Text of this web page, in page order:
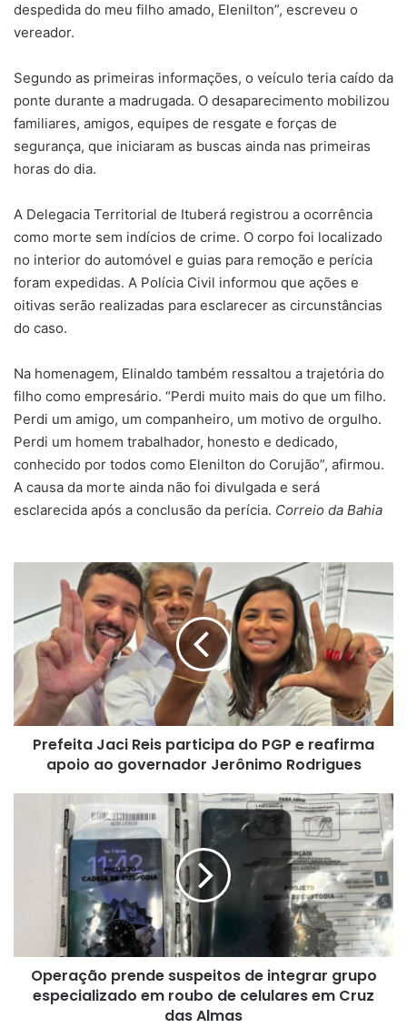
despedida do meu filho amado, Elenilton”, escreveu o
vereador.
Segundo as primeiras informações, o veículo teria caído da
ponte durante a madrugada. O desaparecimento mobilizou
familiares, amigos, equipes de resgate e forças de
segurança, que iniciaram as buscas ainda nas primeiras
horas do dia.
A Delegacia Territorial de Ituberá registrou a ocorrência
como morte sem indícios de crime. O corpo foi localizado
no interior do automóvel e guias para remoção e perícia
foram expedidas. A Polícia Civil informou que ações e
oitivas serão realizadas para esclarecer as circunstâncias
do caso.
Na homenagem, Elinaldo também ressaltou a trajetória do
filho como empresário. “Perdi muito mais do que um filho.
Perdi um amigo, um companheiro, um motivo de orgulho.
Perdi um homem trabalhador, honesto e dedicado,
conhecido por todos como Elenilton do Corujão”, afirmou.
A causa da morte ainda não foi divulgada e será
esclarecida após a conclusão da perícia. Correio da Bahia
Reis
participa
do
PGP
e
reafirma
apoio
governador
Prefeita Jaci Reis participa do PGP e reafirma
apoio ao governador Jerônimo Rodrigues
suspeitos
especializado
roubo
celulares
Operação prende suspeitos de integrar grupo
especializado em roubo de celulares em Cruz
das Almas